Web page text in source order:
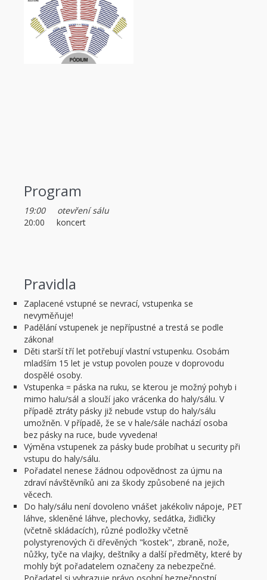
Program
19:00 otevření sálu
20:00 koncert
Pravidla
Zaplacené vstupné se nevrací, vstupenka se
nevyměňuje!
Padělání vstupenek je nepřípustné a trestá se podle
zákona!
Děti starší tří let potřebují vlastní vstupenku. Osobám
mladším 15 let je vstup povolen pouze v doprovodu
dospělé osoby.
Vstupenka = páska na ruku, se kterou je možný pohyb i
mimo halu/sál a slouží jako vrácenka do haly/sálu. V
případě ztráty pásky již nebude vstup do haly/sálu
umožněn. V případě, že se v hale/sále nachází osoba
bez pásky na ruce, bude vyvedena!
Výměna vstupenek za pásky bude probíhat u security při
vstupu do haly/sálu.
Pořadatel nenese žádnou odpovědnost za újmu na
zdraví návštěvníků ani za škody způsobené na jejich
věcech.
Do haly/sálu není dovoleno vnášet jakékoliv nápoje, PET
láhve, skleněné láhve, plechovky, sedátka, židličky
(včetně skládacích), různé podložky včetně
polystyrenových či dřevěných "kostek", zbraně, nože,
nůžky, tyče na vlajky, deštníky a další předměty, které by
mohly být pořadatelem označeny za nebezpečné.